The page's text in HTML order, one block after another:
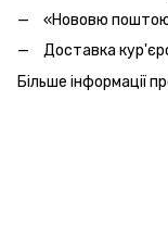
«Нововю
Доставка
Більше інформації